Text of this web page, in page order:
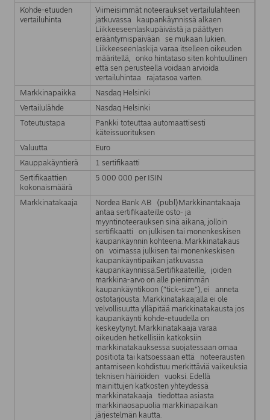
Kohde-etuuden
vertailuhinta
Viimeisimmät noteeraukset vertailulähteen
jatkuvassa kaupankäynnissä alkaen
Liikkeeseenlaskupäivästä ja päättyen
erääntymispäivään se mukaan lukien.
Liikkeeseenlaskija varaa itselleen oikeuden
määritellä, onko hintataso siten kohtuullinen
että sen perusteella voidaan arvioida
vertailuhintaa rajatasoa varten.
Markkinapaikka
Nasdaq Helsinki
Vertailulähde
Nasdaq Helsinki
Toteutustapa
Pankki toteuttaa automaattisesti
käteissuorituksen
Valuutta
Euro
Kauppakäyntierä
1 sertifikaatti
Sertifikaattien
kokonaismäärä
5 000 000 per ISIN
Markkinatakaaja
Nordea Bank AB (publ)Markkinantakaaja
antaa sertifikaateille osto- ja
myyntinoteerauksen sinä aikana, jolloin
sertifikaatti on julkisen tai monenkeskisen
kaupankäynnin kohteena. Markkinatakaus
on voimassa julkisen tai monenkeskisen
kaupankäyntipaikan jatkuvassa
kaupankäynnissä.Sertifikaateille, joiden
markkina-arvo on alle pienimmän
kaupankäyntikoon (”tick-size”), ei anneta
ostotarjousta. Markkinatakaajalla ei ole
velvollisuutta ylläpitää markkinatakausta jos
kaupankäynti kohde-etuudella on
keskeytynyt. Markkinatakaaja varaa
oikeuden hetkellisiin katkoksiin
markkinatakauksessa suojatessaan omaa
positiota tai katsoessaan että noteerausten
antamiseen kohdistuu merkittäviä vaikeuksia
teknisen häiriöiden vuoksi. Edellä
mainittujen katkosten yhteydessä
markkinatakaaja tiedottaa asiasta
markkinaosapuolia markkinapaikan
järjestelmän kautta.